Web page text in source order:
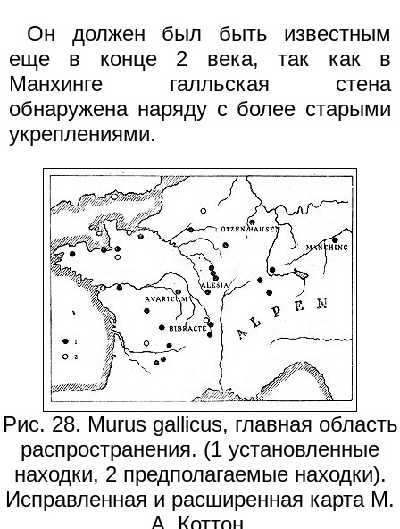
Он должен был быть известным
еще в конце 2 века, так как в
Манхинге галльская стена
обнаружена наряду с более старыми
укреплениями.
Рис. 28. Murus gallicus, главная область
распространения. (1 установленные
находки, 2 предполагаемые находки).
Исправленная и расширенная карта М.
А. Коттон.